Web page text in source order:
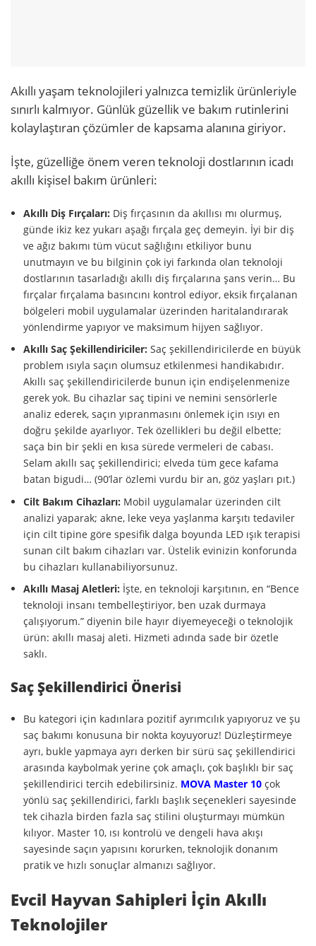
Akıllı yaşam teknolojileri yalnızca temizlik ürünleriyle
sınırlı kalmıyor. Günlük güzellik ve bakım rutinlerini
kolaylaştıran çözümler de kapsama alanına giriyor.
İşte, güzelliğe önem veren teknoloji dostlarının icadı
akıllı kişisel bakım ürünleri:
Akıllı Diş Fırçaları: Diş fırçasının da akıllısı mı olurmuş,
günde ikiz kez yukarı aşağı fırçala geç demeyin. İyi bir diş
ve ağız bakımı tüm vücut sağlığını etkiliyor bunu
unutmayın ve bu bilginin çok iyi farkında olan teknoloji
dostlarının tasarladığı akıllı diş fırçalarına şans verin… Bu
fırçalar fırçalama basıncını kontrol ediyor, eksik fırçalanan
bölgeleri mobil uygulamalar üzerinden haritalandırarak
yönlendirme yapıyor ve maksimum hijyen sağlıyor.
Akıllı Saç Şekillendiriciler: Saç şekillendiricilerde en büyük
problem ısıyla saçın olumsuz etkilenmesi handikabıdır.
Akıllı saç şekillendiricilerde bunun için endişelenmenize
gerek yok. Bu cihazlar saç tipini ve nemini sensörlerle
analiz ederek, saçın yıpranmasını önlemek için ısıyı en
doğru şekilde ayarlıyor. Tek özellikleri bu değil elbette;
saça bin bir şekli en kısa sürede vermeleri de cabası.
Selam akıllı saç şekillendirici; elveda tüm gece kafama
batan bigudi… (90’lar özlemi vurdu bir an, göz yaşları pıt.)
Cilt Bakım Cihazları: Mobil uygulamalar üzerinden cilt
analizi yaparak; akne, leke veya yaşlanma karşıtı tedaviler
için cilt tipine göre spesifik dalga boyunda LED ışık terapisi
sunan cilt bakım cihazları var. Üstelik evinizin konforunda
bu cihazları kullanabiliyorsunuz.
Akıllı Masaj Aletleri: İşte, en teknoloji karşıtının, en “Bence
teknoloji insanı tembelleştiriyor, ben uzak durmaya
çalışıyorum.” diyenin bile hayır diyemeyeceği o teknolojik
ürün: akıllı masaj aleti. Hizmeti adında sade bir özetle
saklı.
Saç Şekillendirici Önerisi
Bu kategori için kadınlara pozitif ayrımcılık yapıyoruz ve şu
saç bakımı konusuna bir nokta koyuyoruz! Düzleştirmeye
ayrı, bukle yapmaya ayrı derken bir sürü saç şekillendirici
arasında kaybolmak yerine çok amaçlı, çok başlıklı bir saç
şekillendirici tercih edebilirsiniz. MOVA Master 10 çok
yönlü saç şekillendirici, farklı başlık seçenekleri sayesinde
tek cihazla birden fazla saç stilini oluşturmayı mümkün
kılıyor. Master 10, ısı kontrolü ve dengeli hava akışı
sayesinde saçın yapısını korurken, teknolojik donanım
pratik ve hızlı sonuçlar almanızı sağlıyor.
Evcil Hayvan Sahipleri İçin Akıllı
Teknolojiler